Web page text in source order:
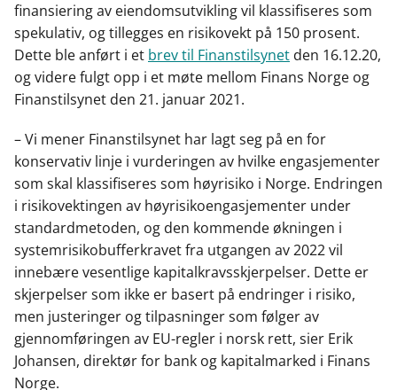
finansiering av eiendomsutvikling vil klassifiseres som
spekulativ, og tillegges en risikovekt på 150 prosent.
Dette ble anført i et brev til Finanstilsynet den 16.12.20,
og videre fulgt opp i et møte mellom Finans Norge og
Finanstilsynet den 21. januar 2021.
– Vi mener Finanstilsynet har lagt seg på en for
konservativ linje i vurderingen av hvilke engasjementer
som skal klassifiseres som høyrisiko i Norge. Endringen
i risikovektingen av høyrisikoengasjementer under
standardmetoden, og den kommende økningen i
systemrisikobufferkravet fra utgangen av 2022 vil
innebære vesentlige kapitalkravsskjerpelser. Dette er
skjerpelser som ikke er basert på endringer i risiko,
men justeringer og tilpasninger som følger av
gjennomføringen av EU-regler i norsk rett, sier Erik
Johansen, direktør for bank og kapitalmarked i Finans
Norge.